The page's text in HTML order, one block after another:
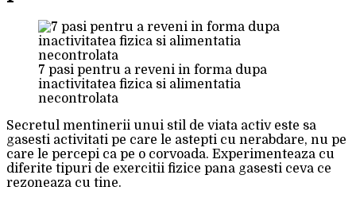
7 pasi pentru a reveni in forma dupa
inactivitatea fizica si alimentatia
necontrolata
Secretul mentinerii unui stil de viata activ este sa
gasesti activitati pe care le astepti cu nerabdare, nu pe
care le percepi ca pe o corvoada. Experimenteaza cu
diferite tipuri de exercitii fizice pana gasesti ceva ce
rezoneaza cu tine.